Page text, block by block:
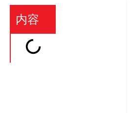
内容